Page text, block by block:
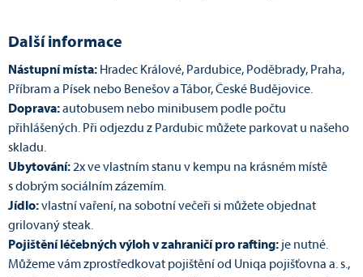
Další informace
Nástupní místa: Hradec Králové, Pardubice, Poděbrady, Praha,
Příbram a Písek nebo Benešov a Tábor, České Budějovice.
Doprava:autobusem nebo minibusem podle počtu
přihlášených. Při odjezdu z Pardubic můžete parkovat u našeho
skladu.
Ubytování:2x ve vlastním stanu v kempu na krásném místě
s dobrým sociálním zázemím.
Jídlo:vlastní vaření, na sobotní večeři si můžete objednat
grilovaný steak.
Pojištění léčebných výloh v zahraničí pro rafting: je nutné.
Můžeme vám zprostředkovat pojištění od Uniqa pojišťovna a. s.,